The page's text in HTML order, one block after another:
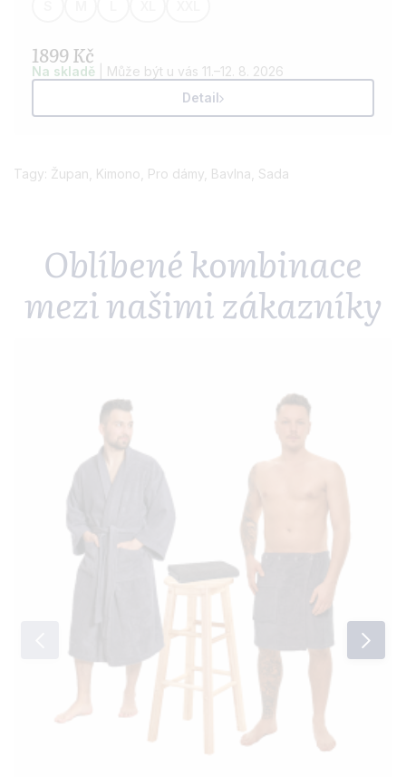
1899 Kč
Na skladě
| Může být u vás 11.–12. 8. 2026
Detail
Tagy: Župan Kimono Pro dámy Bavlna Sada
Oblíbené kombinace
mezi našimi zákazníky